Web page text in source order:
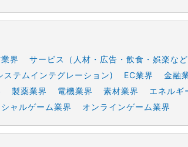
界
サービス（人材・広告・飲食・娯楽な
ステムインテグレーション) EC業界
金融
製薬業界 電機業界 素材業界
エネルギ
シャルゲーム業界 オンラインゲーム業界